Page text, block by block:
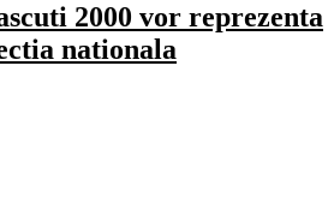
2000 vor reprezenta
nationala